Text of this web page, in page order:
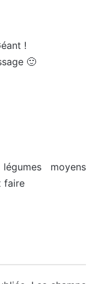
!
🙂
moyens
faire